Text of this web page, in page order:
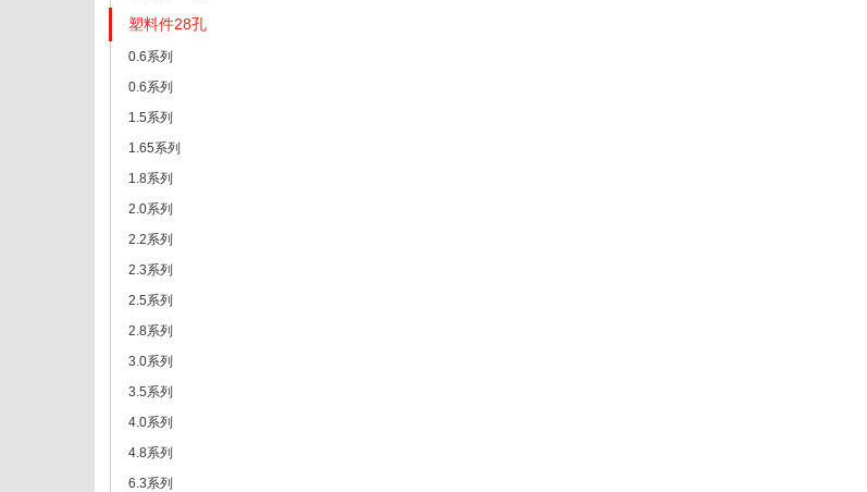
塑料件28孔
0.6系列
0.6系列
1.5系列
1.65系列
1.8系列
2.0系列
2.2系列
2.3系列
2.5系列
2.8系列
3.0系列
3.5系列
4.0系列
4.8系列
6.3系列